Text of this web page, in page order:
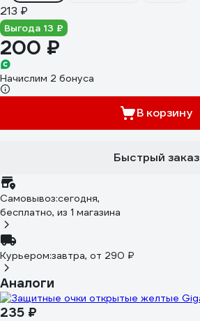
213 ₽
Выгода 13 ₽
200 ₽
Начислим 2 бонуса
В корзину
Быстрый заказ
Самовывоз:сегодня,
бесплатно, из 1 магазина
Курьером:завтра, от 290 ₽
Аналоги
235 ₽